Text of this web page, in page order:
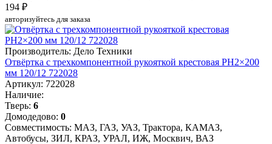
194 ₽
авторизуйтесь для заказа
Производитель: Дело Техники
Отвёртка c трехкомпонентной рукояткой крестовая РН2×200
мм 120/12 722028
Артикул: 722028
Наличие:
Тверь: 6
Домодедово: 0
Совместимость: МАЗ, ГАЗ, УАЗ, Трактора, КАМАЗ,
Автобусы, ЗИЛ, КРАЗ, УРАЛ, ИЖ, Москвич, ВАЗ